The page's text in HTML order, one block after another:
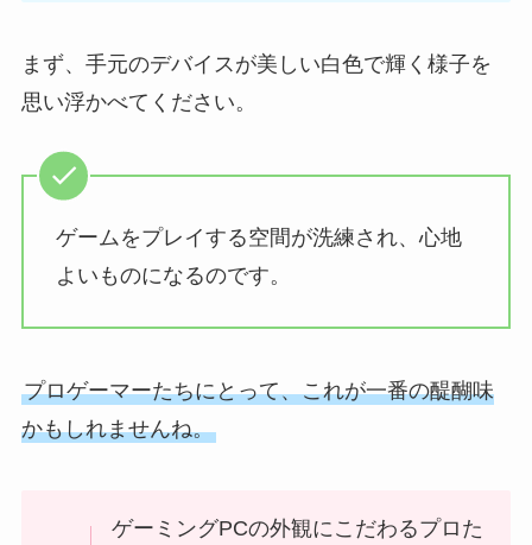
まず、手元のデバイスが美しい白色で輝く様子を
思い浮かべてください。
ゲームをプレイする空間が洗練され、心地
よいものになるのです。
プロゲーマーたちにとって、これが一番の醍醐味
かもしれませんね。
ゲーミングPCの外観にこだわるプロた